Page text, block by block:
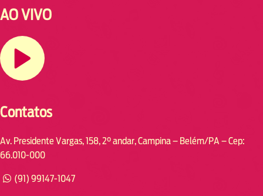
AO VIVO
Contatos
Av. Presidente Vargas, 158, 2° andar, Campina – Belém/PA – Cep:
66.010-000
(91) 99147-1047